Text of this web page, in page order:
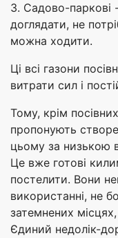
3. Садово-паркові
доглядати, не
можна ходити.
Ці всі газони
витрати сил і
Тому, крім
пропонують
цьому за низькою
Це вже готові
постелити. Вони
використанні, не
затемнених місцях,
Єдиний недолік-